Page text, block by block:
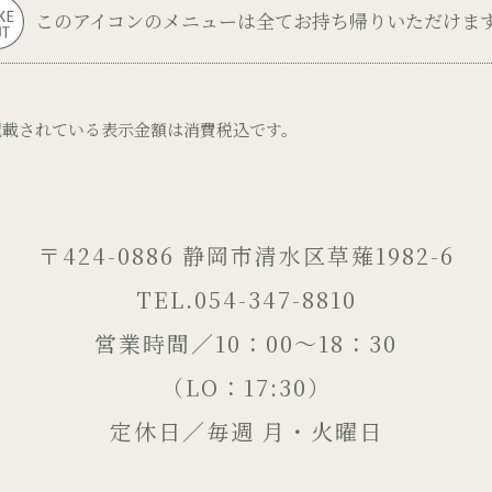
このアイコンのメニューは全てお持ち帰りいただけま
されている表示金額は消費税込です。
〒424-0886 静岡市清水区草薙1982-6
TEL.054-347-8810
営業時間／10：00～18：30
（LO：17:30）
定休日／毎週 月・火曜日